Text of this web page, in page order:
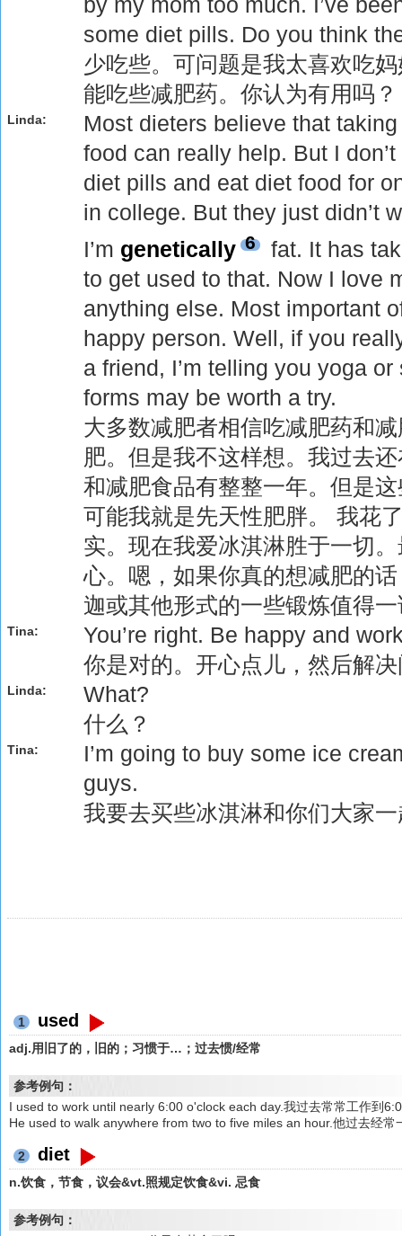
some diet pills. Do you think
少吃些。可问题是我太喜欢吃
能吃些减肥药。你认为有用吗？
Linda:
Most dieters believe that
food can really help. But I
diet pills and eat diet food for
in college. But they just didn’t
I’m genetically 6
fat. It has
to get used to that. Now I love
anything else. Most important
happy person. Well, if you
a friend, I’m telling you yoga
forms may be worth a try.
大多数减肥者相信吃减肥药和
肥。但是我不这样想。我过去
和减肥食品有整整一年。但是
可能我就是先天性肥胖。 我花
实。现在我爱冰淇淋胜于一切
心。嗯，如果你真的想减肥的
迦或其他形式的一些锻炼值得
Tina:
You’re right. Be happy and
你是对的。开心点儿，然后解
Linda:
What?
什么？
Tina:
I’m going to buy some ice
guys.
我要去买些冰淇淋和你们大家
1 used
adj.用旧了的，旧的；习惯于…；过去惯/经常
参考例句：
I used to work until nearly 6:00 o'clock each day.我过去常常工作到
He used to walk anywhere from two to five miles an hour.他过去经常
2 diet
n.饮食，节食，议会&vt.照规定饮食&vi. 忌食
参考例句：